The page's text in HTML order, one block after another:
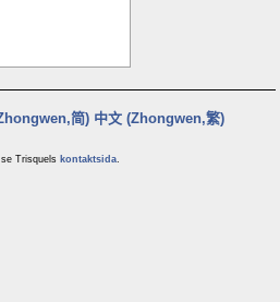
简) 中文 (Zhongwen,繁)
Trisquels kontaktsida